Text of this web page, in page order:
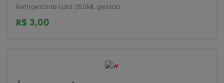
Refrigerante Lata 350ML gelado
R$ 3,00